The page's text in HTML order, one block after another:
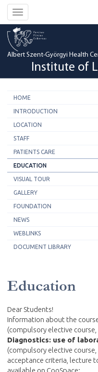
Toggle
navigation
Albert Szent-Györgyi Health
Institute of
HOME
INTRODUCTION
LOCATION
STAFF
PATIENTS CARE
EDUCATION
VISUAL TOUR
GALLERY
FOUNDATION
NEWS
WEBLINKS
DOCUMENT LIBRARY
Education
Dear Students!
Information about the
(compulsory elective course,
Diagnostics: use of
(compulsory elective
acceptance criteria, lecture
available on CooSpace: